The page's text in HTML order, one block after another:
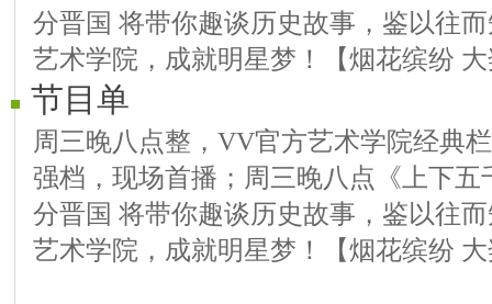
分晋国 将带你趣谈历史故事，鉴以往
艺术学院，成就明星梦！【烟花缤纷
节目单
周三晚八点整，VV官方艺术学院经典
强档，现场首播；周三晚八点《上下五
分晋国 将带你趣谈历史故事，鉴以往
艺术学院，成就明星梦！【烟花缤纷